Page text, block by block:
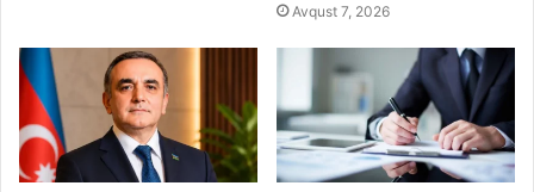
Avqust 7, 2026